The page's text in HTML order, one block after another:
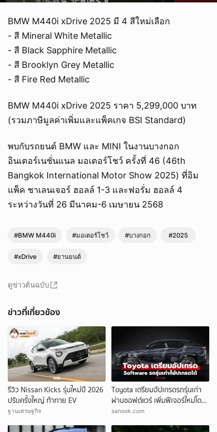
BMW M440i xDrive 2025 มี 4 สีใหม่เลือก
- สี Mineral White Metallic
- สี Black Sapphire Metallic
- สี Brooklyn Grey Metallic
- สี Fire Red Metallic
BMW M440i xDrive 2025 ราคา 5,299,000 บาท
(รวมภาษีมูลค่าเพิ่มและแพ็คเกจ BSI Standard)
พบกับรถยนต์ BMW และ MINI ในงานบางกอก
อินเตอร์เนชั่นแนล มอเตอร์โชว์ ครั้งที่ 46 (46th
Bangkok International Motor Show 2025) ที่อิม
แพ็ค ชาเลนเจอร์ ฮอลล์ 1-3 และฟอรั่ม ฮอลล์ 4
ระหว่างวันที่ 26 มีนาคม-6 เมษายน 2568
#BMW M440i #มอเตอร์โชว์ #บางกอก #2025
#xDrive #ยานยนต์
ดูข่าวต้นฉบับ
ข่าวที่เกี่ยวข้อง
รีวิว Nissan Kicks รุ่นใหม่ปี 2026
ปรับครั้งใหญ่ ท้าทาย EV
ฐานเศรษฐกิจ
Toyota เตรียมอัปเกรดรถรุ่นเก่า
ผ่านซอฟต์แวร์ เพิ่มฟีเจอร์ใหม่โดย
ไม่ต้องเปลี่ยนรถ
sanook.com